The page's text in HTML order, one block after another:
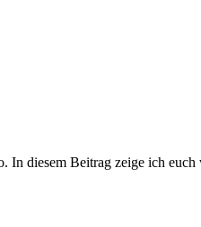
In diesem Beitrag zeige ich